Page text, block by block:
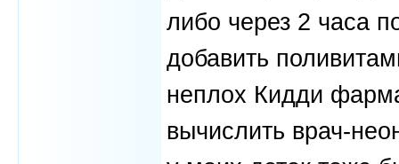
либо через 2 часа
добавить
неплох Кидди
вычислить врач-